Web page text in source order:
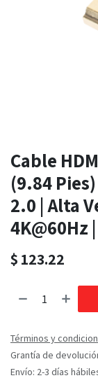
Cable
(9.84
2.0 | Alta
4K@60Hz |
$ 123.22
Términos y
Grantía de
Envío: 2-3 días